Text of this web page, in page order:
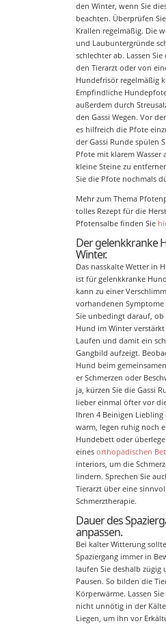
den Winter, wenn Sie
beachten. Überprüfen
Krallen regelmäßig. Die
und Laubuntergründe
schlechter ab. Lassen
den Tierarzt oder von
Hundefrisör regelmäßig
Empfindliche
außerdem durch
den Gassi Wegen. Vor
es hilfreich die Pfote
der Gassi Runde spülen
Pfote mit klarem Wasser
kleine Steine zu
Sie die Pfote nochmals
Mehr zum Thema
tolles Rezept für die
Pfotensalbe finden Sie
Der gelenkkranke
Winter.
Das nasskalte Wetter in
ist für gelenkkranke
kann zu einer
vorhandenen
Sie unbedingt darauf,
Hund im Winter
Laufen und damit ein
Gangbild aufzeigt.
Hund beim
er Schmerzen oder
ja, kürzen Sie die Gassi
lieber einmal öfter vor
Ihren 4 Beinigen Liebling
warm, legen ruhig noch
Hundebett oder
eines orthopädischen
interiors, um die
lindern. Sprechen Sie
Tierarzt über eine
Schmerztherapie.
Dauer des
anpassen.
Bei kalter Witterung
Spaziergang immer in
laufen Sie deshalb zügig
Pausen. So bilden die
Körperwärme. Lassen
nicht unnötig in der
Liegen, um ihn vor